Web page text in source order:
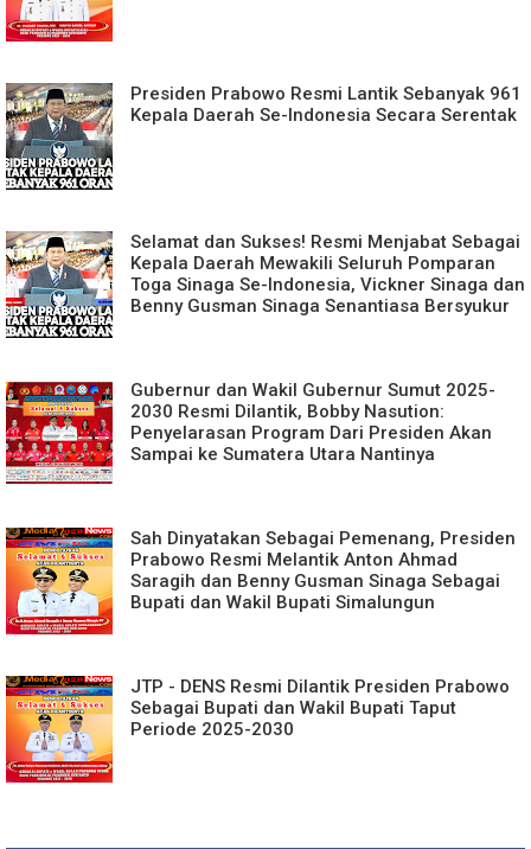
Presiden Prabowo Resmi Lantik Sebanyak 961
Kepala Daerah Se-Indonesia Secara Serentak
Selamat dan Sukses! Resmi Menjabat Sebagai
Kepala Daerah Mewakili Seluruh Pomparan
Toga Sinaga Se-Indonesia, Vickner Sinaga dan
Benny Gusman Sinaga Senantiasa Bersyukur
Gubernur dan Wakil Gubernur Sumut 2025-
2030 Resmi Dilantik, Bobby Nasution:
Penyelarasan Program Dari Presiden Akan
Sampai ke Sumatera Utara Nantinya
Sah Dinyatakan Sebagai Pemenang, Presiden
Prabowo Resmi Melantik Anton Ahmad
Saragih dan Benny Gusman Sinaga Sebagai
Bupati dan Wakil Bupati Simalungun
JTP - DENS Resmi Dilantik Presiden Prabowo
Sebagai Bupati dan Wakil Bupati Taput
Periode 2025-2030